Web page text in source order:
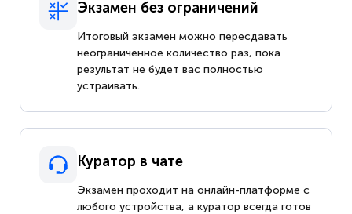
Экзамен без ограничений
Итоговый экзамен можно пересдавать
неограниченное количество раз, пока
результат не будет вас полностью
устраивать.
Куратор в чате
Экзамен проходит на онлайн-платформе с
любого устройства, а куратор всегда готов